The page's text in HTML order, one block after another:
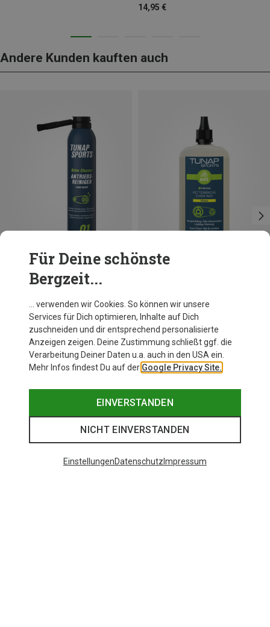
14,95 €
Andere Kunden kauften auch
Du sparst 23%
Für Deine schönste
Bergzeit...
… verwenden wir Cookies. So können wir unsere
Services für Dich optimieren, Inhalte auf Dich
zuschneiden und dir entsprechend personalisierte
Anzeigen zeigen. Deine Zustimmung schließt ggf. die
Verarbeitung Deiner Daten u.a. auch in den USA ein.
Mehr Infos findest Du auf der Google Privacy Site.
EINVERSTANDEN
NICHT EINVERSTANDEN
EinstellungenDatenschutz Impressum